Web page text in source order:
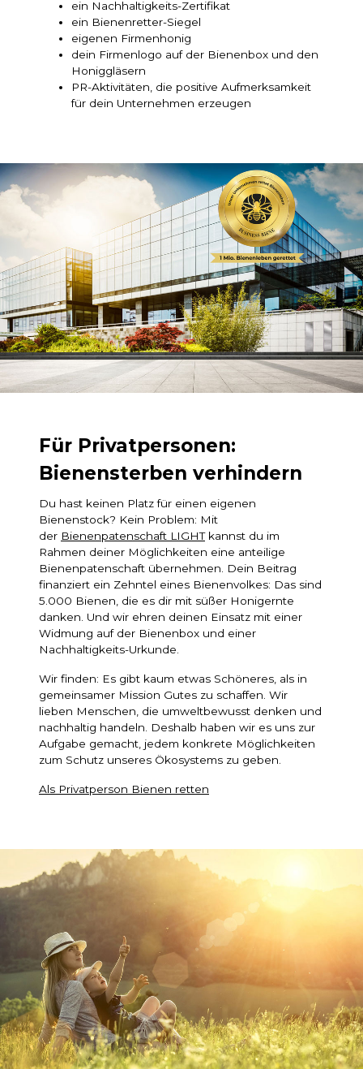
ein Nachhaltigkeits-Zertifikat
ein Bienenretter-Siegel
eigenen Firmenhonig
dein Firmenlogo auf der Bienenbox und den
Honiggläsern
PR-Aktivitäten, die positive Aufmerksamkeit
für dein Unternehmen erzeugen
Für Privatpersonen:
Bienensterben verhindern
Du hast keinen Platz für einen eigenen
Bienenstock? Kein Problem: Mit
der Bienenpatenschaft LIGHTkannst du im
Rahmen deiner Möglichkeiten eine anteilige
Bienenpatenschaft übernehmen. Dein Beitrag
finanziert ein Zehntel eines Bienenvolkes: Das sind
5.000 Bienen, die es dir mit süßer Honigernte
danken. Und wir ehren deinen Einsatz mit einer
Widmung auf der Bienenbox und einer
Nachhaltigkeits-Urkunde.
Wir finden: Es gibt kaum etwas Schöneres, als in
gemeinsamer Mission Gutes zu schaffen. Wir
lieben Menschen, die umweltbewusst denken und
nachhaltig handeln. Deshalb haben wir es uns zur
Aufgabe gemacht, jedem konkrete Möglichkeiten
zum Schutz unseres Ökosystems zu geben.
Als Privatperson Bienen retten